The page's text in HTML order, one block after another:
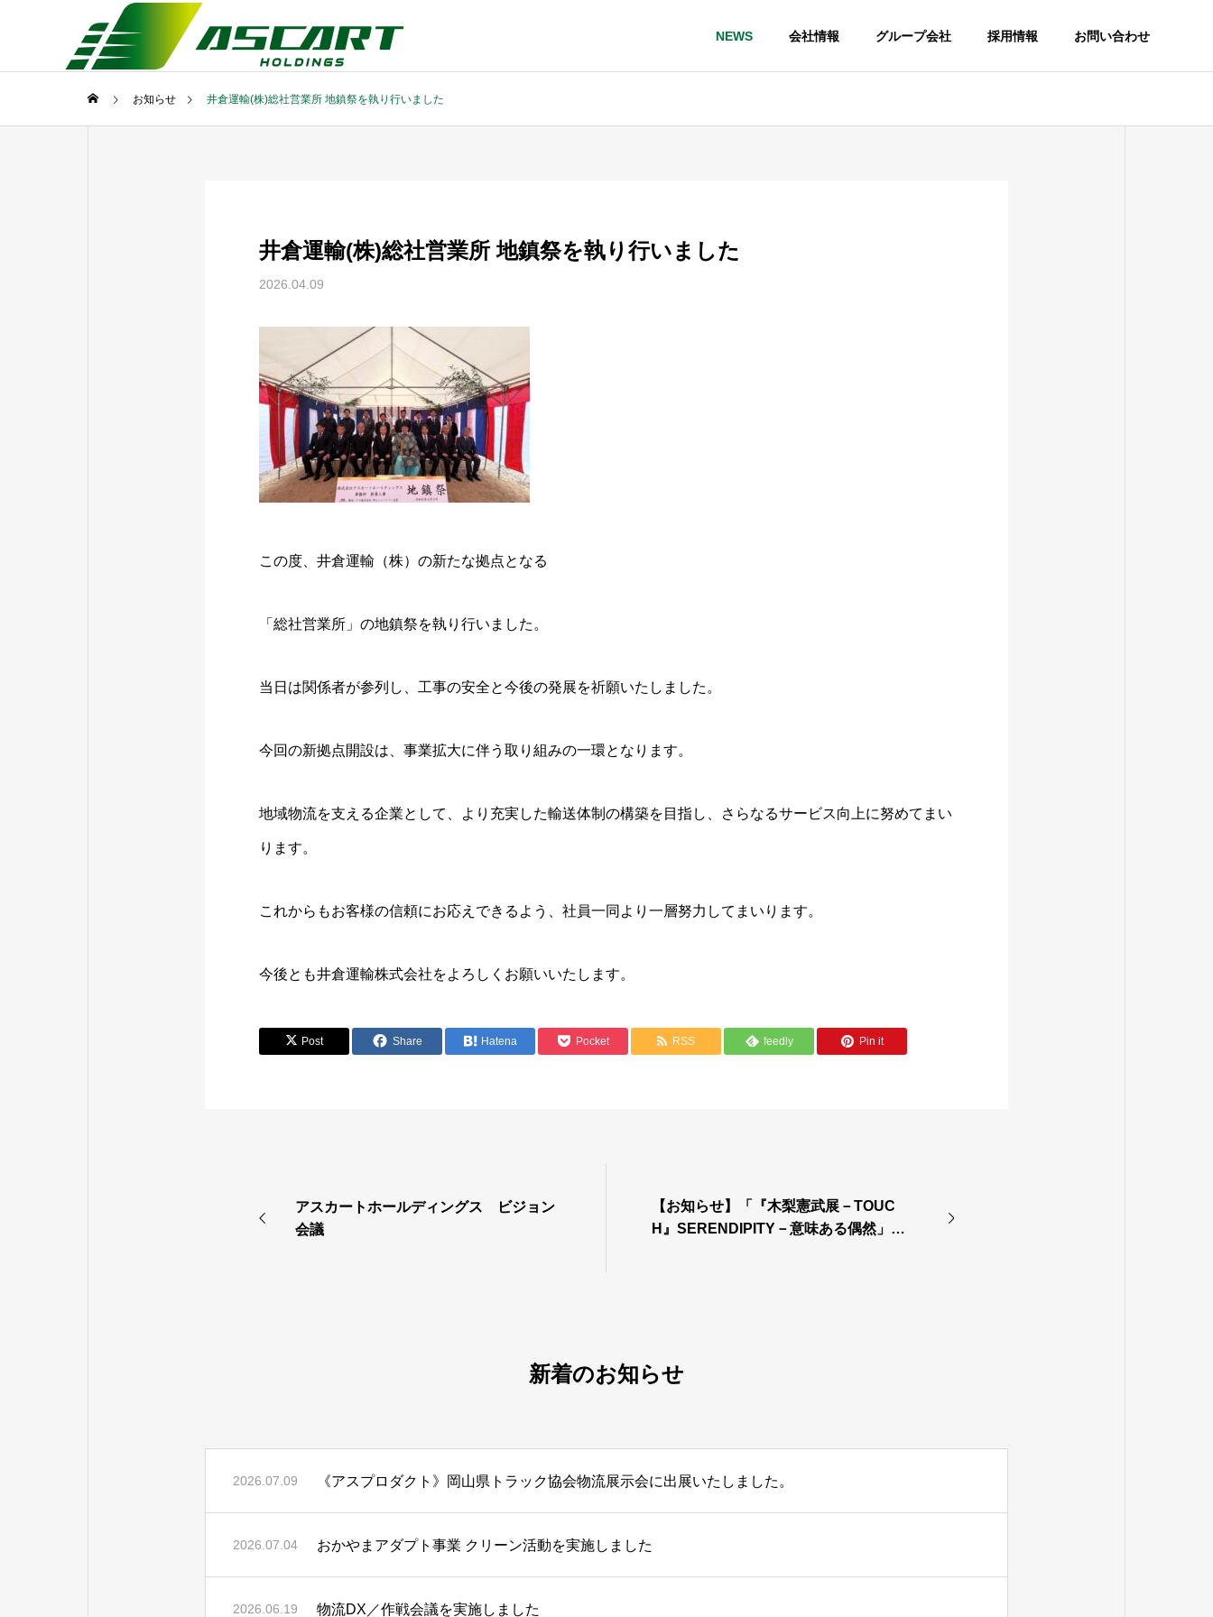
NEWS 会社情報 グループ会社 採用情報 お問い合わせ
お知らせ 井倉運輸(株)総社営業所 地鎮祭を執り行いました
井倉運輸(株)総社営業所 地鎮祭を執り行いました
2026.04.09
この度、井倉運輸（株）の新たな拠点となる
「総社営業所」の地鎮祭を執り行いました。
当日は関係者が参列し、工事の安全と今後の発展を祈願いたしました。
今回の新拠点開設は、事業拡大に伴う取り組みの一環となります。
地域物流を支える企業として、より充実した輸送体制の構築を目指し、さらなるサービス向上に努めてまい
ります。
これからもお客様の信頼にお応えできるよう、社員一同より一層努力してまいります。
今後とも井倉運輸株式会社をよろしくお願いいたします。
Post Share Hatena Pocket RSS feedly Pin it
アスカートホールディングス ビジョン
会議
【お知らせ】「『木梨憲武展－TOUC
H』SERENDIPITY－意味ある偶然」へ
新着のお知らせ
2026.07.09 《アスプロダクト》岡山県トラック協会物流展示会に出展いたしました。
2026.07.04 おかやまアダプト事業 クリーン活動を実施しました
2026.06.19 物流DX／作戦会議を実施しました